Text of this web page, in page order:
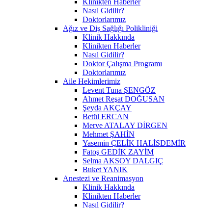
Nasıl Gidilir?
Doktorlarımız
Ağız ve Diş Sağlığı Polikliniği
Klinik Hakkında
Klinikten Haberler
Nasıl Gidilir?
Doktor Çalışma Programı
Doktorlarımız
Aile Hekimlerimiz
Levent Tuna ŞENGÖZ
Ahmet Reşat DOĞUSAN
Şeyda AKÇAY
Betül ERCAN
Merve ATALAY DİRGEN
Mehmet ŞAHİN
Yasemin ÇELİK HALİSDEMİR
Fatoş GEDİK ZAYİM
Selma AKSOY DALGIÇ
Buket YANIK
Anestezi ve Reanimasyon
Klinik Hakkında
Klinikten Haberler
Nasıl Gidilir?